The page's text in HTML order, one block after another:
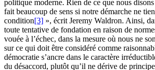
politique moderne. Rien de ce que nous
fait beaucoup de sens si notre démarche ne
condition[3] », écrit Jeremy Waldron. Ainsi,
toute tentative de fondation en raison de
vouée à l’échec, dans la mesure où nous ne
sur ce qui doit être considéré comme
démocratie s’ancre dans le caractère
du désaccord, plutôt qu’il ne dérive de